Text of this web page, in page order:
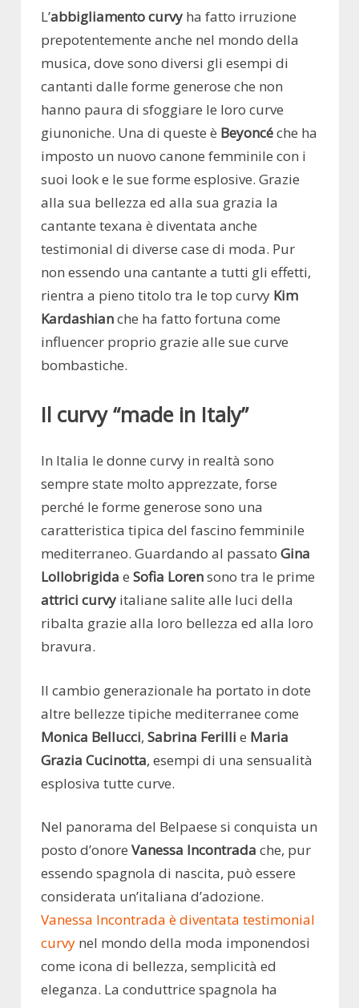
L’abbigliamento curvy ha fatto irruzione
prepotentemente anche nel mondo della
musica, dove sono diversi gli esempi di
cantanti dalle forme generose che non
hanno paura di sfoggiare le loro curve
giunoniche. Una di queste è Beyoncéche ha
imposto un nuovo canone femminile con i
suoi look e le sue forme esplosive. Grazie
alla sua bellezza ed alla sua grazia la
cantante texana è diventata anche
testimonial di diverse case di moda. Pur
non essendo una cantante a tutti gli effetti,
rientra a pieno titolo tra le top curvy Kim
Kardashianche ha fatto fortuna come
influencer proprio grazie alle sue curve
bombastiche.
Il curvy “made in Italy”
In Italia le donne curvy in realtà sono
sempre state molto apprezzate, forse
perché le forme generose sono una
caratteristica tipica del fascino femminile
mediterraneo. Guardando al passato Gina
Lollobrigida e Sofia Lorensono tra le prime
attrici curvy italiane salite alle luci della
ribalta grazie alla loro bellezza ed alla loro
bravura.
Il cambio generazionale ha portato in dote
altre bellezze tipiche mediterranee come
Monica Bellucci, Sabrina Ferilli e Maria
Grazia Cucinotta, esempi di una sensualità
esplosiva tutte curve.
Nel panorama del Belpaese si conquista un
posto d’onore Vanessa Incontrada che, pur
essendo spagnola di nascita, può essere
considerata un’italiana d’adozione.
Vanessa Incontrada è diventata testimonial
curvy nel mondo della moda imponendosi
come icona di bellezza, semplicità ed
eleganza. La conduttrice spagnola ha